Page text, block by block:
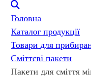
Головна
Каталог продукції
Товари для
Сміттєві пакети
Пакети для сміття